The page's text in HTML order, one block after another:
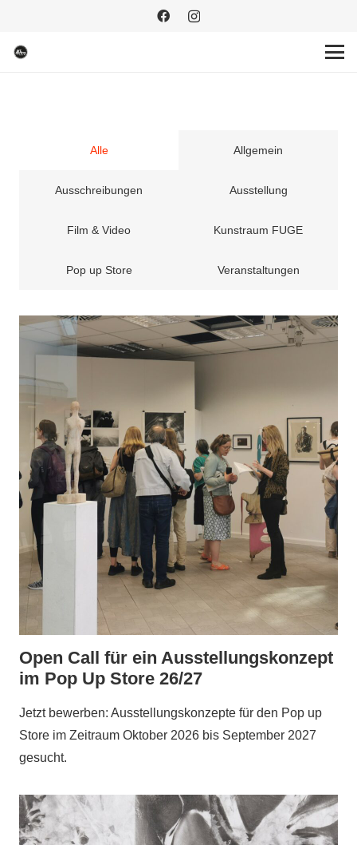
Alle Allgemein
Ausschreibungen Ausstellung
Film & Video Kunstraum FUGE
Pop up Store Veranstaltungen
Open Call für ein Ausstellungskonzept
im Pop Up Store 26/27
Jetzt bewerben: Ausstellungskonzepte für den Pop up
Store im Zeitraum Oktober 2026 bis September 2027
gesucht.